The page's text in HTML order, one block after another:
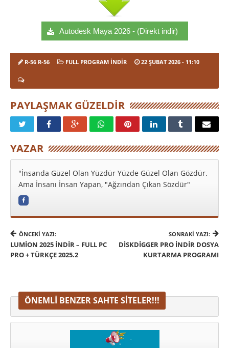
Autodesk Maya 2026 - (Direkt indir)
R-56 R-56 FULL PROGRAM INDIR 22 ŞUBAT 2026 - 11:10
PAYLAŞMAK GÜZELDIR
YAZAR
"İnsanda Güzel Olan Yüzdür Yüzde Güzel Olan Gözdür.
Ama İnsanı İnsan Yapan, "Ağzından Çıkan Sözdür"
ÖNCEKI YAZI:
LUMION 2025 İNDIR – FULL PC
PRO + TÜRKÇE 2025.2
SONRAKI YAZI:
DISKDIGGER PRO İNDIR DOSYA
KURTARMA PROGRAMI
ÖNEMLI BENZER SAHTE SITELER!!!